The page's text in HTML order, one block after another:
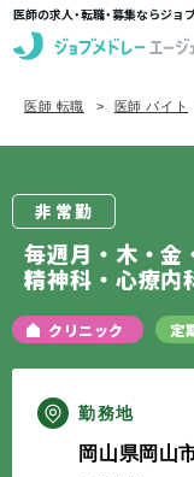
医師の求人・転職・募集ならジ
求人を探す
定期非常勤の求人
エージェントサー
医師 転職 医師 バイト
非常勤
毎週月・木・
精神科・心療
クリニック 定
勤務地
岡山県岡山